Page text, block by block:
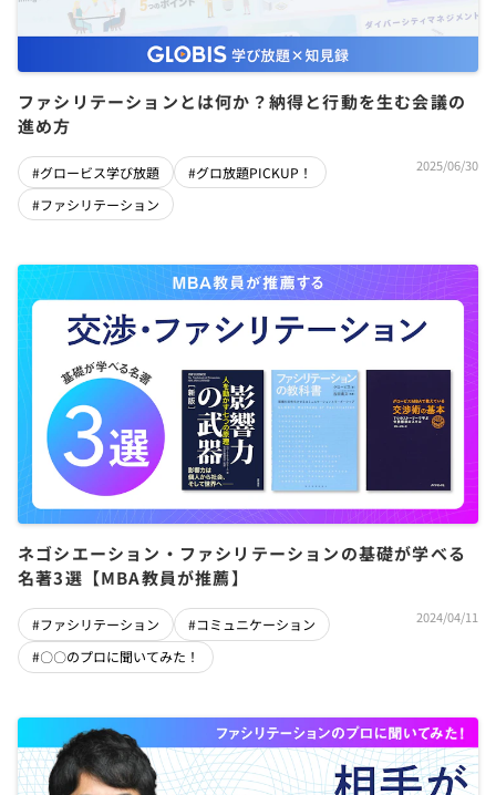
ファシリテーションとは何か？納得と行動を生む会議の
進め方
#グロービス学び放題
#グロ放題PICKUP！
#ファシリテーション
2025/06/30
ネゴシエーション・ファシリテーションの基礎が学べる
名著3選【MBA教員が推薦】
#ファシリテーション
#コミュニケーション
#〇〇のプロに聞いてみた！
2024/04/11